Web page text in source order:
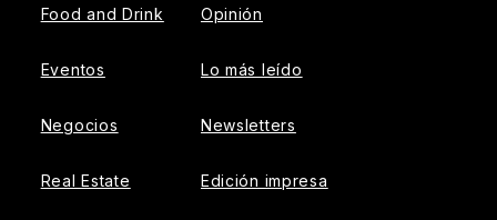
Food and Drink
Eventos
Negocios
Real Estate
Opinión
Lo más leído
Newsletters
Edición impresa